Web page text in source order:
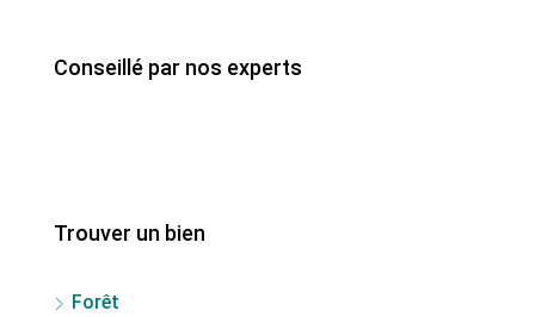
Conseillé par nos experts
Trouver un bien
Forêt